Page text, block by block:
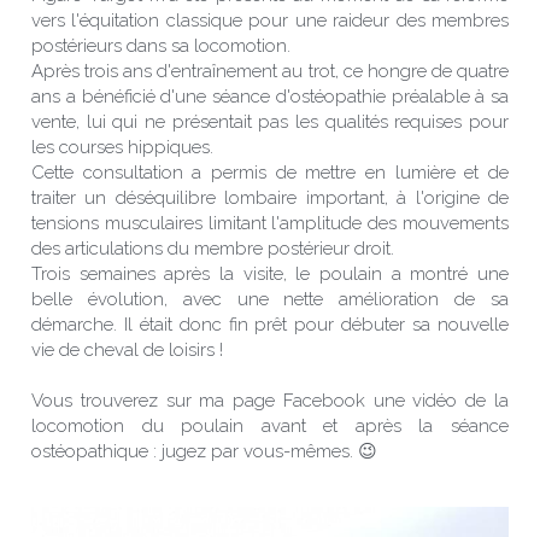
vers l'équitation classique pour une raideur des membres
postérieurs dans sa locomotion.
Après trois ans d'entraînement au trot, ce hongre de quatre
ans a bénéficié d'une séance d'ostéopathie préalable à sa
vente, lui qui ne présentait pas les qualités requises pour
les courses hippiques.
Cette consultation a permis de mettre en lumière et de
traiter un déséquilibre lombaire important, à l'origine de
tensions musculaires limitant l'amplitude des mouvements
des articulations du membre postérieur droit.
Trois semaines après la visite, le poulain a montré une
belle évolution, avec une nette amélioration de sa
démarche. Il était donc fin prêt pour débuter sa nouvelle
vie de cheval de loisirs !
Vous trouverez sur ma page Facebook une vidéo de la
locomotion du poulain avant et après la séance
ostéopathique : jugez par vous-mêmes. 😉